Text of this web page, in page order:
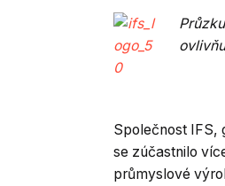
Společnost IFS,
se zúčastnilo
průmyslové